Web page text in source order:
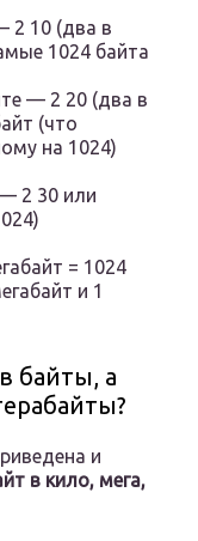
2 10 (два в
1024 байта
— 2 20 (два в
(что
на 1024)
2 30 или
= 1024
и 1
байты, а
и
в кило, мега,